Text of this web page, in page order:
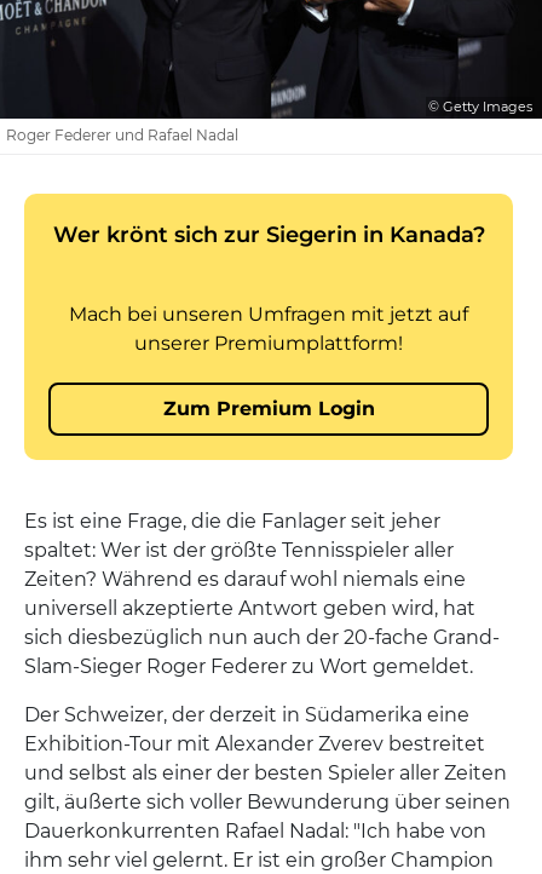
© Getty Images
Roger Federer und Rafael Nadal
Es ist eine Frage, die die Fanlager seit jeher
spaltet: Wer ist der größte Tennisspieler aller
Zeiten? Während es darauf wohl niemals eine
universell akzeptierte Antwort geben wird, hat
sich diesbezüglich nun auch der 20-fache Grand-
Slam-Sieger Roger Federer zu Wort gemeldet.
Der Schweizer, der derzeit in Südamerika eine
Exhibition-Tour mit Alexander Zverev bestreitet
und selbst als einer der besten Spieler aller Zeiten
gilt, äußerte sich voller Bewunderung über seinen
Dauerkonkurrenten Rafael Nadal: "Ich habe von
ihm sehr viel gelernt. Er ist ein großer Champion